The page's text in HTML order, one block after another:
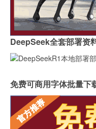
DeepSeek全套部署资
免费可商用字体批量下